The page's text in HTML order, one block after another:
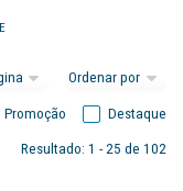
Destaque
Promoção
Resultado: 1 - 25 de 102